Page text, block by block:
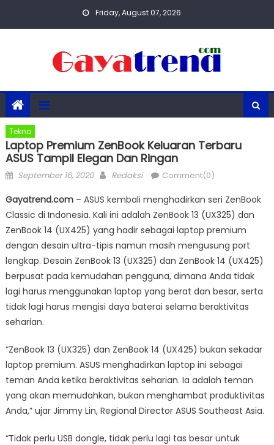
Friday, August 07, 2026
Tekno
Laptop Premium ZenBook Keluaran Terbaru
ASUS Tampil Elegan Dan Ringan
Posted
September 16, 2020 Author
Redaksi Comment(0)
Gayatrend.com– ASUS kembali menghadirkan seri ZenBook
Classic di Indonesia. Kali ini adalah ZenBook 13 (UX325) dan
ZenBook 14 (UX425) yang hadir sebagai laptop premium
dengan desain ultra-tipis namun masih mengusung port
lengkap. Desain ZenBook 13 (UX325) dan ZenBook 14 (UX425)
berpusat pada kemudahan pengguna, dimana Anda tidak
lagi harus menggunakan laptop yang berat dan besar, serta
tidak lagi harus mengisi daya baterai selama beraktivitas
seharian.
“ZenBook 13 (UX325) dan ZenBook 14 (UX425) bukan sekadar
laptop premium. ASUS menghadirkan laptop ini sebagai
teman Anda ketika beraktivitas seharian. Ia adalah teman
yang akan memudahkan, bukan menghambat produktivitas
Anda,” ujar Jimmy Lin, Regional Director ASUS Southeast Asia.
“Tidak perlu USB dongle, tidak perlu lagi tas besar untuk